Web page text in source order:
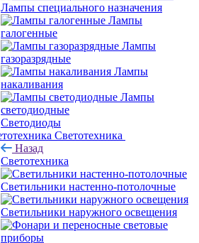
Лампы специального назначения
Лампы
галогенные
Лампы
газоразрядные
Лампы
накаливания
Лампы
светодиодные
Светодиоды
Светотехника
Назад
Светотехника
Светильники настенно-потолочные
Светильники наружного освещения